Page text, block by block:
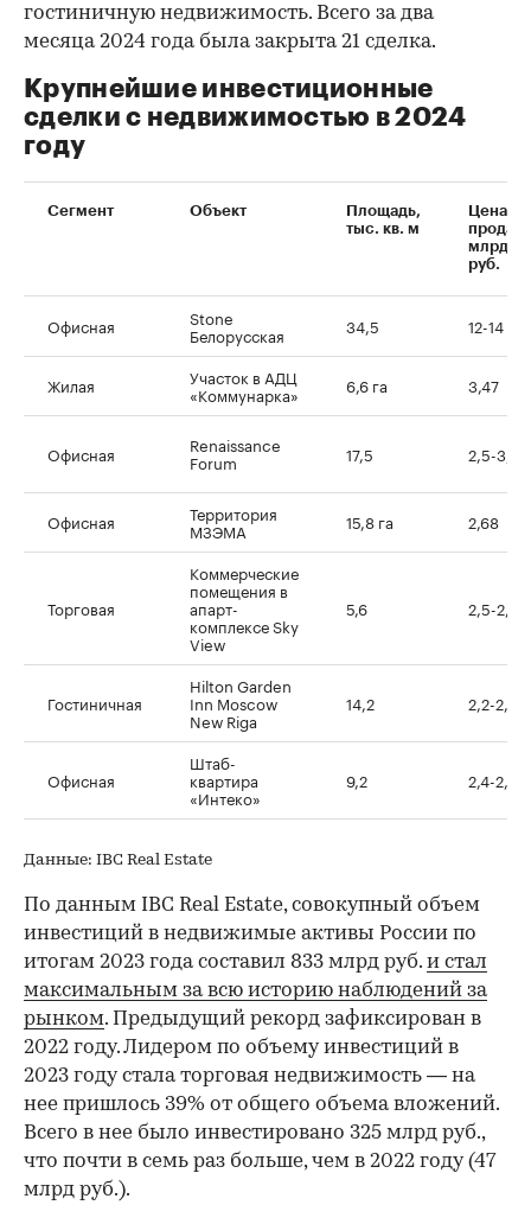
гостиничную недвижимость. Всего за два
месяца 2024 года была закрыта 21 сделка.
Крупнейшие инвестиционные
сделки с недвижимостью в 2024
году
Сегмент Объект
Площадь,
тыс. кв. м
Цена
млрд
руб.
Офисная Stone
Белорусская 34,5 12-14
Жилая Участок в АДЦ
«Коммунарка» 6,6 га 3,47
Офисная Renaissance
Forum 17,5 2,5-3,0
Офисная Территория
МЗЭМА 15,8 га 2,68
Торговая
Коммерческие
помещения в
апарт-
комплексе Sky
View
5,6 2,5-2,7
Гостиничная
Hilton Garden
Inn Moscow
New Riga
14,2 2,2-2,7
Офисная
Штаб-
квартира
«Интеко»
9,2 2,4-2,6
Данные: IBC Real Estate
По данным IBC Real Estate, совокупный объем
инвестиций в недвижимые активы России по
итогам 2023 года составил 833 млрд руб. и стал
максимальным за всю историю наблюдений за
рынком. Предыдущий рекорд зафиксирован в
2022 году. Лидером по объему инвестиций в
2023 году стала торговая недвижимость — на
нее пришлось 39% от общего объема вложений.
Всего в нее было инвестировано 325 млрд руб.,
что почти в семь раз больше, чем в 2022 году (47
млрд руб.).